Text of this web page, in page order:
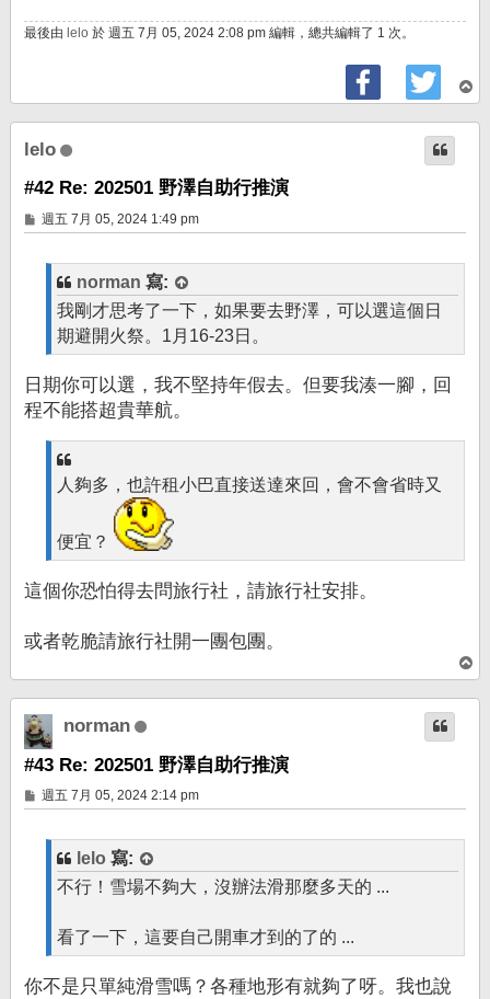
最後由 lelo 於 週五 7月 05, 2024 2:08 pm 編輯，總共編輯了 1 次。
頂
端
lelo
#42 Re: 202501 野澤自助行推演
文
章
週五 7月 05, 2024 1:49 pm
norman 寫:
我剛才思考了一下，如果要去野澤，可以選這個日
期避開火祭。1月16-23日。
日期你可以選，我不堅持年假去。但要我湊一腳，回
程不能搭超貴華航。
人夠多，也許租小巴直接送達來回，會不會省時又
便宜？
這個你恐怕得去問旅行社，請旅行社安排。
或者乾脆請旅行社開一團包團。
頂
端
norman
#43 Re: 202501 野澤自助行推演
文
章
週五 7月 05, 2024 2:14 pm
lelo 寫:
不行！雪場不夠大，沒辦法滑那麼多天的 ...
看了一下，這要自己開車才到的了的 ...
你不是只單純滑雪嗎？各種地形有就夠了呀。我也說